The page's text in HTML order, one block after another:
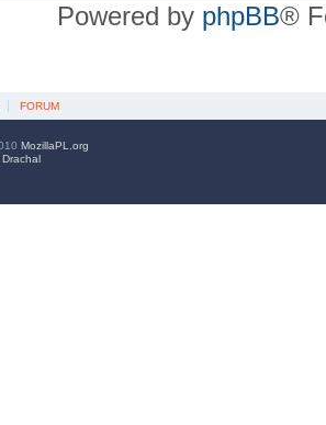
Powered by phpBB®
FORUM
MozillaPL.org